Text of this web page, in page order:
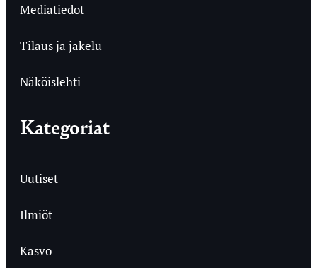
Mediatiedot
Tilaus ja jakelu
Näköislehti
Kategoriat
Uutiset
Ilmiöt
Kasvo